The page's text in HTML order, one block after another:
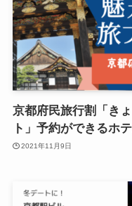
京都府民旅行割「き
ト」予約ができるホ
2021年11月9日